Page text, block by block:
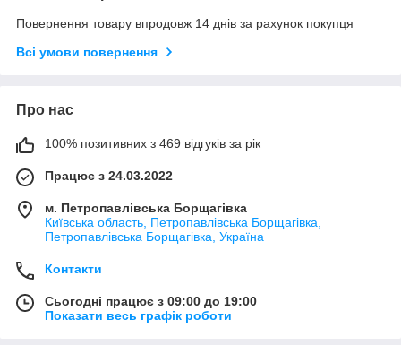
Повернення товару впродовж 14 днів за рахунок покупця
Всі умови повернення
Про нас
100% позитивних з 469 відгуків за рік
Працює з 24.03.2022
м. Петропавлівська Борщагівка
Київська область, Петропавлівська Борщагівка,
Петропавлівська Борщагівка, Україна
Контакти
Сьогодні працює з 09:00 до 19:00
Показати весь графік роботи